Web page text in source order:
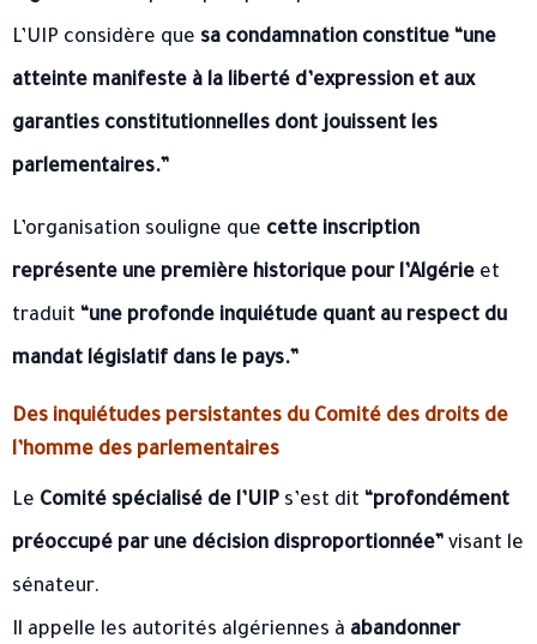
L’UIP considère que sa condamnation constitue “une
atteinte manifeste à la liberté d’expression et aux
garanties constitutionnelles dont jouissent les
parlementaires.”
L’organisation souligne que cette inscription
représente une première historique pour l’Algérie et
traduit “une profonde inquiétude quant au respect du
mandat législatif dans le pays.”
Des inquiétudes persistantes du Comité des droits de
l’homme des parlementaires
Le Comité spécialisé de l’UIP s’est dit “profondément
préoccupé par une décision disproportionnée” visant le
sénateur.
Il appelle les autorités algériennes à abandonner